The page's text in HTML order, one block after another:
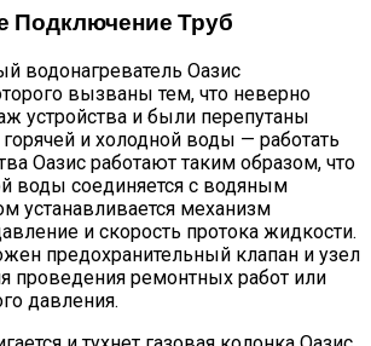
Подключение Труб
водонагреватель Оазис
вызваны тем, что неверно
устройства и были перепутаны
и холодной воды — работать
Оазис работают таким образом, что
воды соединяется с водяным
устанавливается механизм
и скорость протока жидкости.
предохранительный клапан и узел
проведения ремонтных работ или
давления.